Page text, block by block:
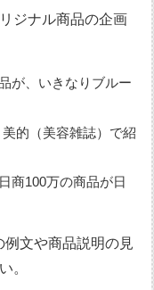
ジナル商品の企画
が、いきなりブルー
的（美容雑誌）で紹
商100万の商品が日
文や商品説明の見
。